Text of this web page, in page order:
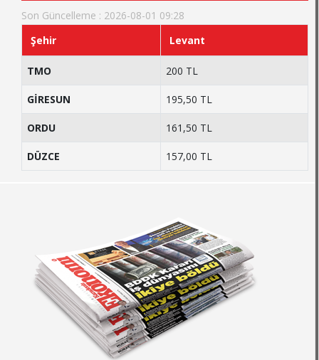
Son Güncelleme : 2026-08-01 09:28
Şehir
Levant
TMO 200 TL
GİRESUN 195,50 TL
ORDU 161,50 TL
DÜZCE 157,00 TL